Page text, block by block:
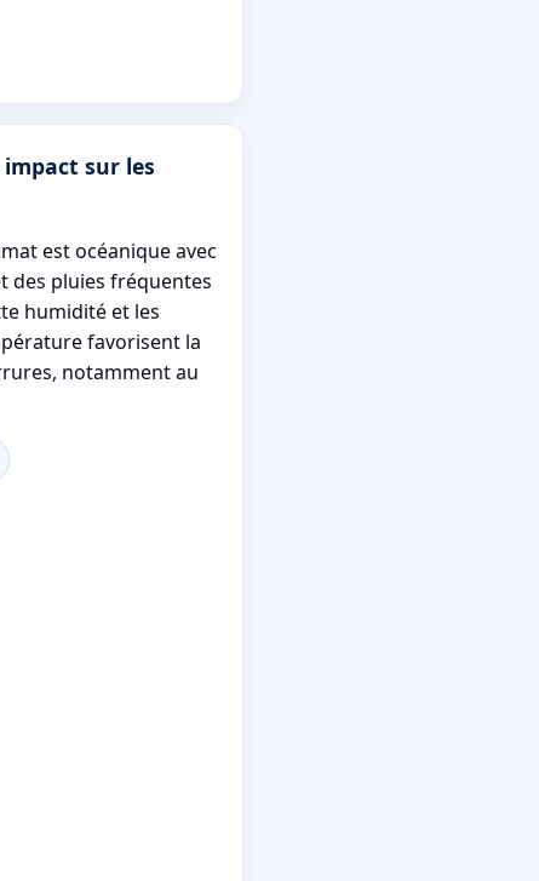
sur les
est océanique avec
des pluies fréquentes
humidité et les
favorisent la
notamment au